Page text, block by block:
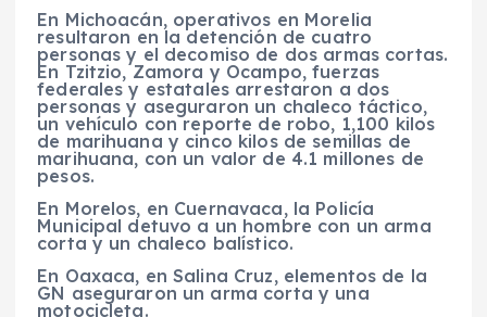
En Michoacán, operativos en Morelia
resultaron en la detención de cuatro
personas y el decomiso de dos armas cortas.
En Tzitzio, Zamora y Ocampo, fuerzas
federales y estatales arrestaron a dos
personas y aseguraron un chaleco táctico,
un vehículo con reporte de robo, 1,100 kilos
de marihuana y cinco kilos de semillas de
marihuana, con un valor de 4.1 millones de
pesos.
En Morelos, en Cuernavaca, la Policía
Municipal detuvo a un hombre con un arma
corta y un chaleco balístico.
En Oaxaca, en Salina Cruz, elementos de la
GN aseguraron un arma corta y una
motocicleta.